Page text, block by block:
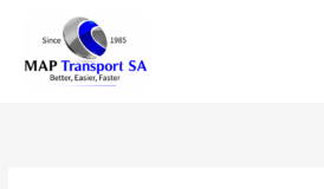
contenido